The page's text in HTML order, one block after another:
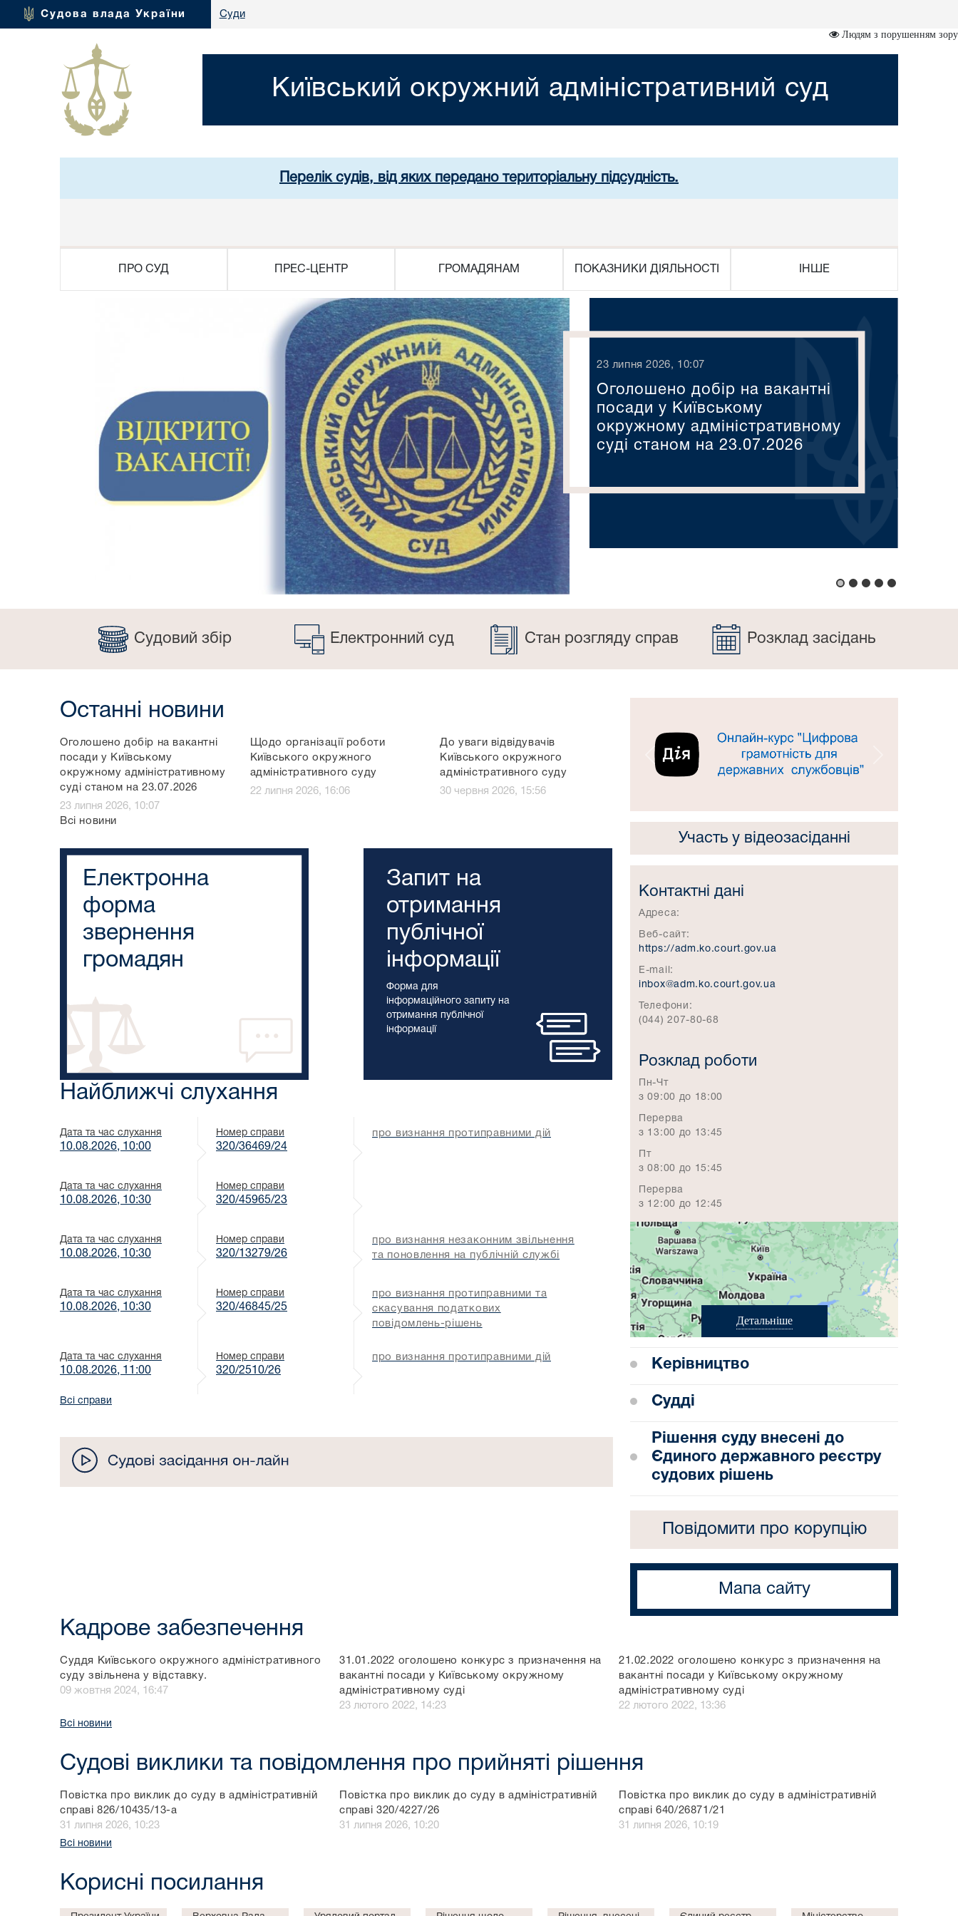
Судова влада України Суди
Людям з порушенням зору
Київський окружний адміністративний суд
Перелік судів, від яких передано територіальну підсудність.
ПРО СУД ПРЕС-ЦЕНТР ГРОМАДЯНАМ ПОКАЗНИКИ ДІЯЛЬНОСТІ ІНШЕ
23 липня 2026, 10:07
Оголошено добір на вакантні
посади у Київському
окружному адміністративному
суді станом на 23.07.2026
Судовий збір Електронний суд Стан розгляду справ Розклад засідань
Останні новини
Оголошено добір на вакантні
посади у Київському
окружному адміністративному
суді станом на 23.07.2026
23 липня 2026, 10:07
Щодо організації роботи
Київського окружного
адміністративного суду
22 липня 2026, 16:06
До уваги відвідувачів
Київського окружного
адміністративного суду
30 червня 2026, 15:56
Всі новини
Електронна
форма
звернення
громадян
Запит на
отримання
публічної
інформації
Форма для
інформаційного запиту на
отримання публічної
інформації
Найближчі слухання
Дата та час слухання
10.08.2026, 10:00
Номер справи
320/36469/24
про визнання протиправними дій
Дата та час слухання
10.08.2026, 10:30
Номер справи
320/45965/23
Дата та час слухання
10.08.2026, 10:30
Номер справи
320/13279/26
про визнання незаконним звільнення
та поновлення на публічній службі
Дата та час слухання
10.08.2026, 10:30
Номер справи
320/46845/25
про визнання протиправними та
скасування податкових
повідомлень-рішень
Дата та час слухання
10.08.2026, 11:00
Номер справи
320/2510/26
про визнання протиправними дій
Всі справи
Попередній
Участь у відеозасіданні
Контактні дані
Адреса:
Веб-сайт:
https://adm.ko.court.gov.ua
E-mail:
inbox@adm.ko.court.gov.ua
Телефони:
(044) 207-80-68
Розклад роботи
Пн-Чт
з 09:00 до 18:00
Перерва
з 13:00 до 13:45
Пт
з 08:00 до 15:45
Перерва
з 12:00 до 12:45
Детальніше
Керівництво
Судді
Рішення суду внесені до
Єдиного державного реєстру
судових рішень
Повідомити про корупцію
Мапа сайту
Кадрове забезпечення
Суддя Київського окружного адміністративного
суду звільнена у відставку.
09 жовтня 2024, 16:47
31.01.2022 оголошено конкурс з призначення на
вакантні посади у Київському окружному
адміністративному суді
23 лютого 2022, 14:23
21.02.2022 оголошено конкурс з призначення на
вакантні посади у Київському окружному
адміністративному суді
22 лютого 2022, 13:36
Всі новини
Судові виклики та повідомлення про прийняті рішення
Повістка про виклик до суду в адміністративній
справі 826/10435/13-a
31 липня 2026, 10:23
Повістка про виклик до суду в адміністративній
справі 320/4227/26
31 липня 2026, 10:20
Повістка про виклик до суду в адміністративній
справі 640/26871/21
31 липня 2026, 10:19
Всі новини
Корисні посилання